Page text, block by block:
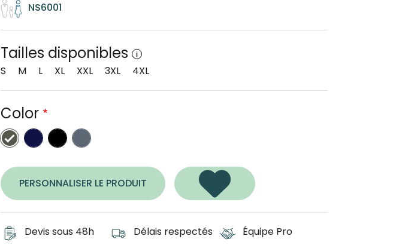
NS6001
Tailles disponibles
S M L XL XXL 3XL 4XL
Color
Organic khaki
Navy Blue
BlackMineral Grey
PERSONNALISER LE PRODUIT
Devis sous 48h Délais respectés Équipe Pro